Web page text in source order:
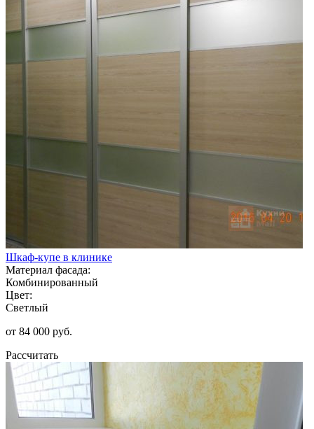
Шкаф-купе в клинике
Материал фасада:
Комбинированный
Цвет:
Светлый
от 84 000 руб.
Рассчитать